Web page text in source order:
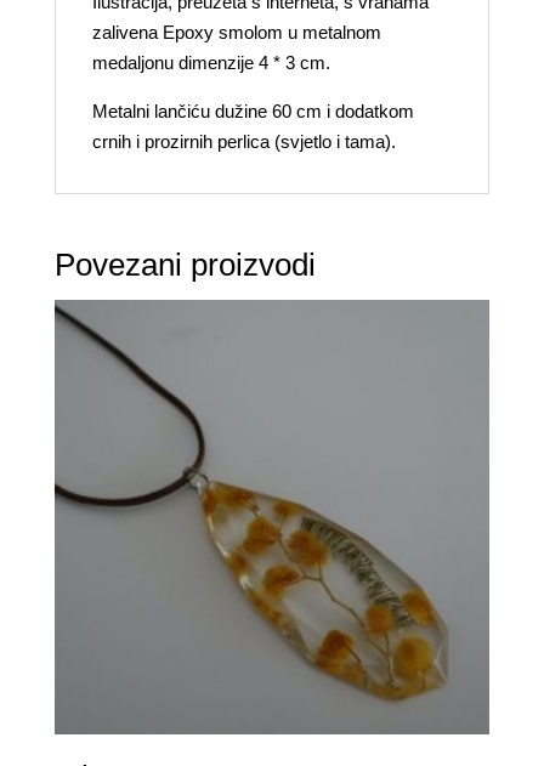
zalivena Epoxy smolom u metalnom
medaljonu dimenzije 4 * 3 cm.
Metalni lančiću dužine 60 cm i dodatkom
crnih i prozirnih perlica (svjetlo i tama).
Povezani proizvodi